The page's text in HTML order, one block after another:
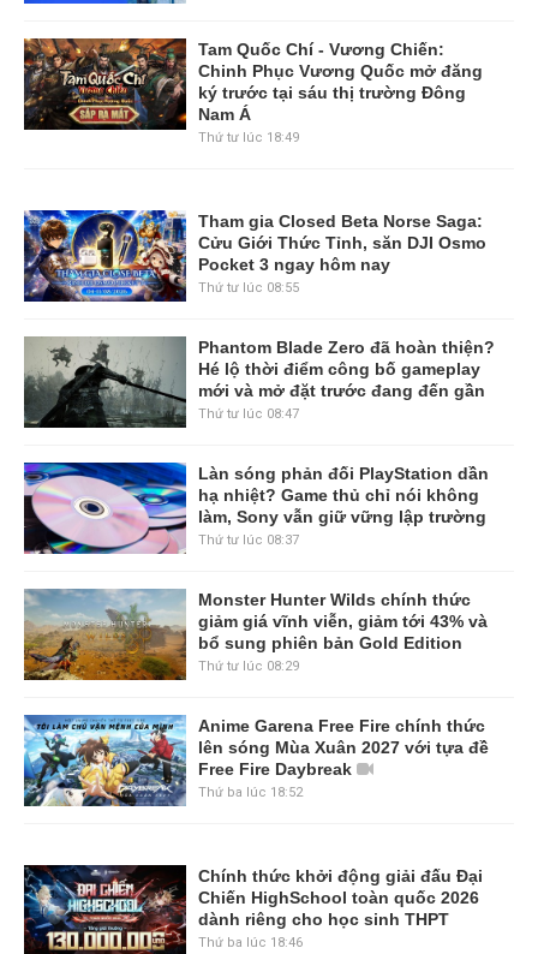
Tam Quốc Chí - Vương Chiến:
Chinh Phục Vương Quốc mở đăng
ký trước tại sáu thị trường Đông
Nam Á
Thứ tư lúc 18:49
Tham gia Closed Beta Norse Saga:
Cửu Giới Thức Tỉnh, săn DJI Osmo
Pocket 3 ngay hôm nay
Thứ tư lúc 08:55
Phantom Blade Zero đã hoàn thiện?
Hé lộ thời điểm công bố gameplay
mới và mở đặt trước đang đến gần
Thứ tư lúc 08:47
Làn sóng phản đối PlayStation dần
hạ nhiệt? Game thủ chỉ nói không
làm, Sony vẫn giữ vững lập trường
Thứ tư lúc 08:37
Monster Hunter Wilds chính thức
giảm giá vĩnh viễn, giảm tới 43% và
bổ sung phiên bản Gold Edition
Thứ tư lúc 08:29
Anime Garena Free Fire chính thức
lên sóng Mùa Xuân 2027 với tựa đề
Free Fire Daybreak
Thứ ba lúc 18:52
Chính thức khởi động giải đấu Đại
Chiến HighSchool toàn quốc 2026
dành riêng cho học sinh THPT
Thứ ba lúc 18:46